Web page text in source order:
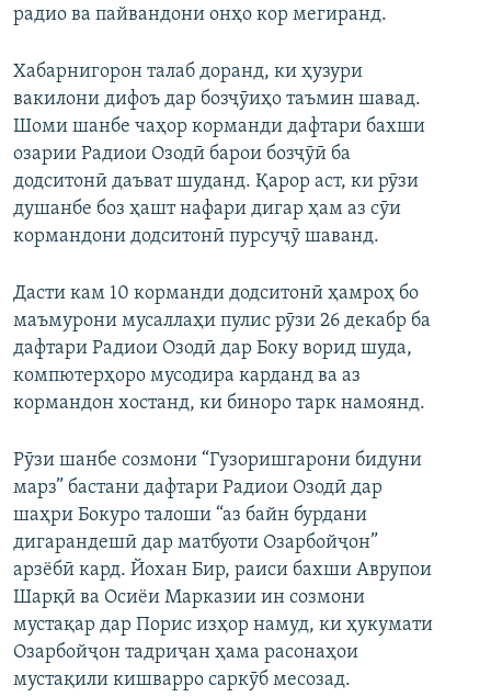
радио ва пайвандони онҳо кор мегиранд.
Хабарнигорон талаб доранд, ки ҳузури
вакилони дифоъ дар бозҷӯиҳо таъмин шавад.
Шоми шанбе чаҳор корманди дафтари бахши
озарии Радиои Озодӣ барои бозҷӯӣ ба
додситонӣ даъват шуданд. Қарор аст, ки рӯзи
душанбе боз ҳашт нафари дигар ҳам аз сӯи
кормандони додситонӣ пурсуҷӯ шаванд.
Дасти кам 10 корманди додситонӣ ҳамроҳ бо
маъмурони мусаллаҳи пулис рӯзи 26 декабр ба
дафтари Радиои Озодӣ дар Боку ворид шуда,
компютерҳоро мусодира карданд ва аз
кормандон хостанд, ки биноро тарк намоянд.
Рӯзи шанбе созмони “Гузоришгарони бидуни
марз” бастани дафтари Радиои Озодӣ дар
шаҳри Бокуро талоши “аз байн бурдани
дигарандешӣ дар матбуоти Озарбойҷон”
арзёбӣ кард. Йохан Бир, раиси бахши Аврупои
Шарқӣ ва Осиёи Марказии ин созмони
мустақар дар Порис изҳор намуд, ки ҳукумати
Озарбойҷон тадриҷан ҳама расонаҳои
мустақили кишварро саркӯб месозад.